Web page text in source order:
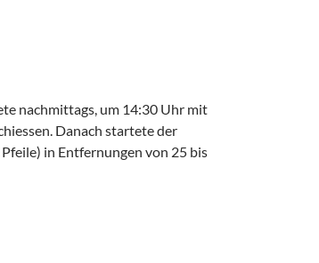
nachmittags, um 14:30 Uhr mit
Danach startete der
in Entfernungen von 25 bis